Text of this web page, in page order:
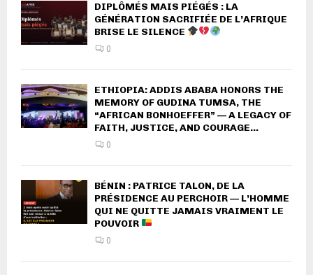
DIPLÔMÉS MAIS PIÉGÉS : LA
GÉNÉRATION SACRIFIÉE DE L’AFRIQUE
BRISE LE SILENCE
0
ETHIOPIA: ADDIS ABABA HONORS THE
MEMORY OF GUDINA TUMSA, THE
“AFRICAN BONHOEFFER” — A LEGACY OF
FAITH, JUSTICE, AND COURAGE...
0
BÉNIN : PATRICE TALON, DE LA
PRÉSIDENCE AU PERCHOIR — L’HOMME
QUI NE QUITTE JAMAIS VRAIMENT LE
POUVOIR
0